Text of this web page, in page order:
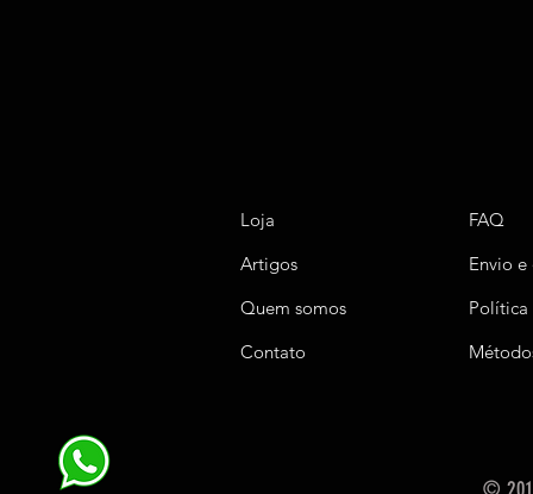
Loja
Artigos
Quem somos
Contato
FAQ
Envio e
©